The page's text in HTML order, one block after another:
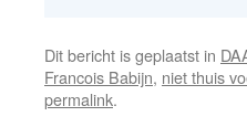
Dit bericht is geplaatst in
Francois Babijn, niet thuis
permalink.